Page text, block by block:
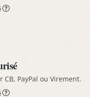
PayPal ou Virement.